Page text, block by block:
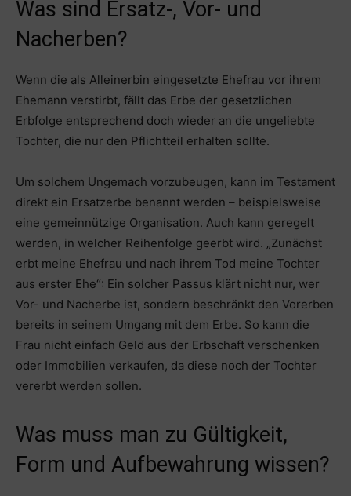
Was sind Ersatz-, Vor- und
Nacherben?
Wenn die als Alleinerbin eingesetzte Ehefrau vor ihrem
Ehemann verstirbt, fällt das Erbe der gesetzlichen
Erbfolge entsprechend doch wieder an die ungeliebte
Tochter, die nur den Pflichtteil erhalten sollte.
Um solchem Ungemach vorzubeugen, kann im Testament
direkt ein Ersatzerbe benannt werden – beispielsweise
eine gemeinnützige Organisation. Auch kann geregelt
werden, in welcher Reihenfolge geerbt wird. „Zunächst
erbt meine Ehefrau und nach ihrem Tod meine Tochter
aus erster Ehe“: Ein solcher Passus klärt nicht nur, wer
Vor- und Nacherbe ist, sondern beschränkt den Vorerben
bereits in seinem Umgang mit dem Erbe. So kann die
Frau nicht einfach Geld aus der Erbschaft verschenken
oder Immobilien verkaufen, da diese noch der Tochter
vererbt werden sollen.
Was muss man zu Gültigkeit,
Form und Aufbewahrung wissen?